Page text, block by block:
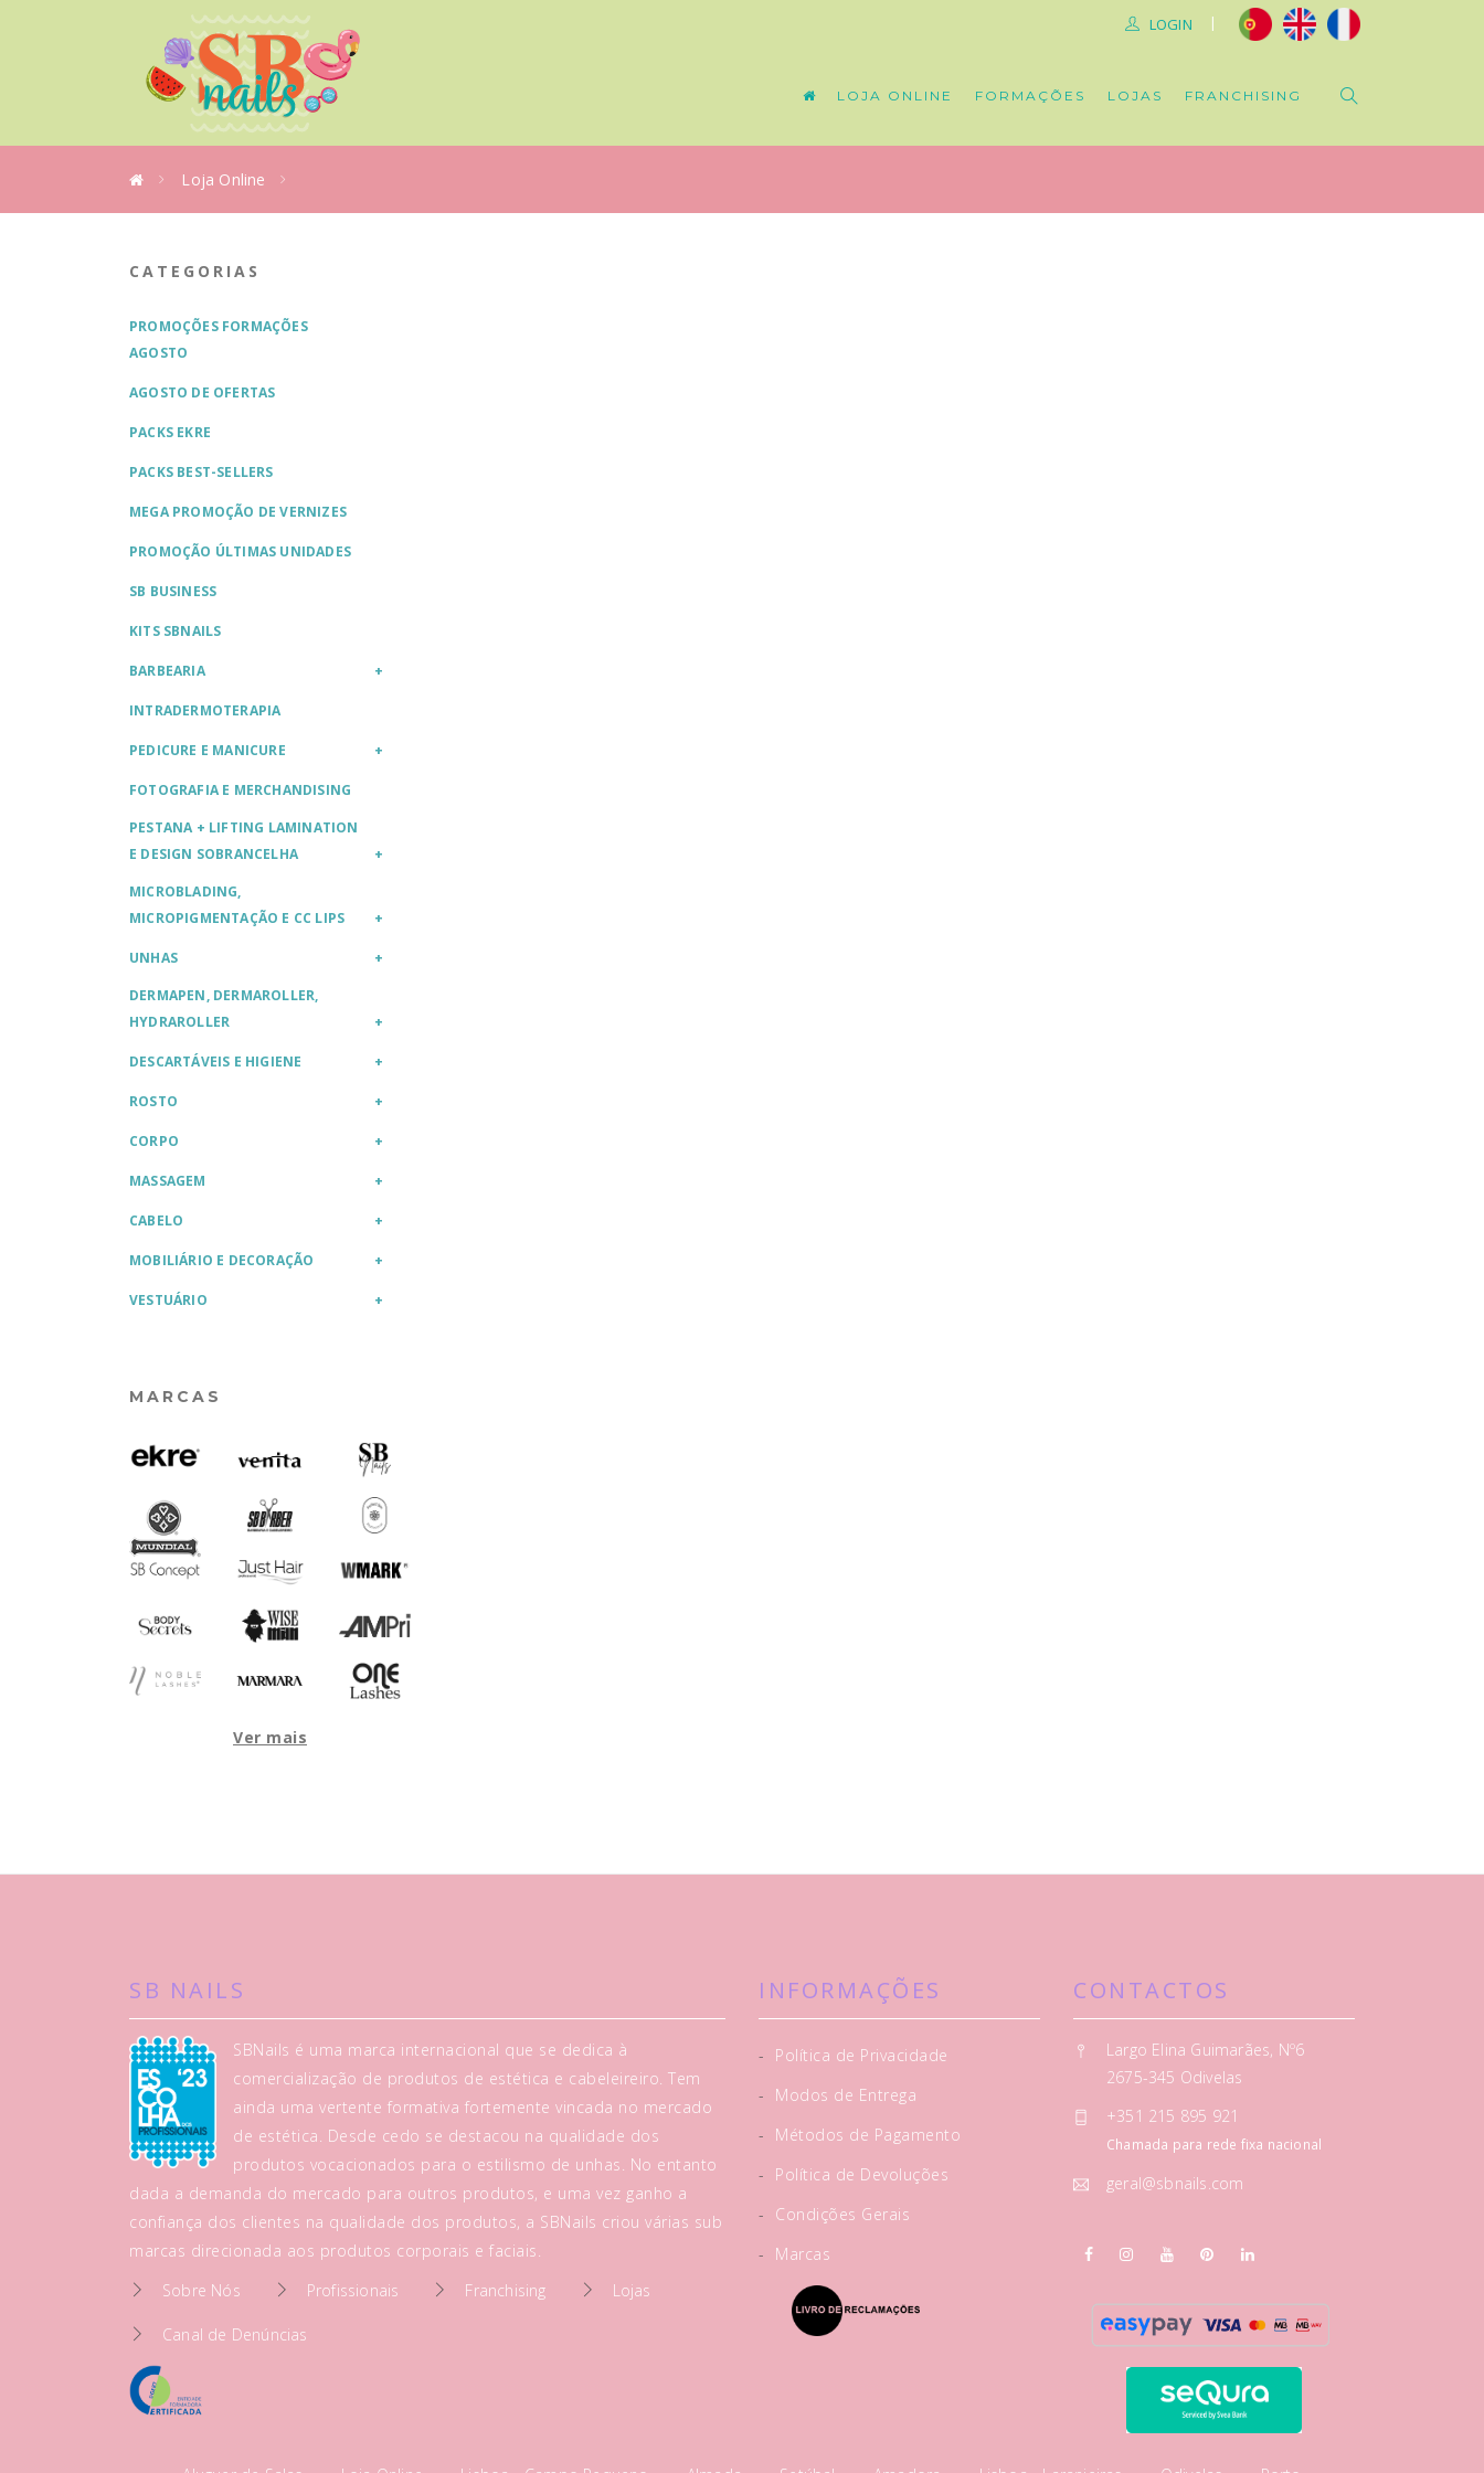
|
LOGIN
LOJA ONLINE FORMAÇÕES LOJAS FRANCHISING
Loja Online
CATEGORIAS
PROMOÇÕES FORMAÇÕES
AGOSTO
AGOSTO DE OFERTAS
PACKS EKRE
PACKS BEST-SELLERS
MEGA PROMOÇÃO DE VERNIZES
PROMOÇÃO ÚLTIMAS UNIDADES
SB BUSINESS
KITS SBNAILS
BARBEARIA
INTRADERMOTERAPIA
PEDICURE E MANICURE
FOTOGRAFIA E MERCHANDISING
PESTANA + LIFTING LAMINATION
E DESIGN SOBRANCELHA
MICROBLADING,
MICROPIGMENTAÇÃO E CC LIPS
UNHAS
DERMAPEN, DERMAROLLER,
HYDRAROLLER
DESCARTÁVEIS E HIGIENE
ROSTO
CORPO
MASSAGEM
CABELO
MOBILIÁRIO E DECORAÇÃO
VESTUÁRIO
MARCAS
Ver mais
SB NAILS
SBNails é uma marca internacional que se dedica à
comercialização de produtos de estética e cabeleireiro. Tem
ainda uma vertente formativa fortemente vincada no mercado
de estética. Desde cedo se destacou na qualidade dos
produtos vocacionados para o estilismo de unhas. No entanto
dada a demanda do mercado para outros produtos, e uma vez ganho a
confiança dos clientes na qualidade dos produtos, a SBNails criou várias sub
marcas direcionada aos produtos corporais e faciais.
Sobre Nós
Profissionais Franchising Lojas
Canal de Denúncias
INFORMAÇÕES
-
Política de Privacidade
-
Modos de Entrega
-
Métodos de Pagamento
-
Política de Devoluções
-
Condições Gerais
-
Marcas
CONTACTOS
Largo Elina Guimarães, Nº6
2675-345 Odivelas
+351 215 895 921
Chamada para rede fixa nacional
geral@sbnails.com